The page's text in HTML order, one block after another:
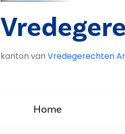
kanton van Vredegerechten
Home